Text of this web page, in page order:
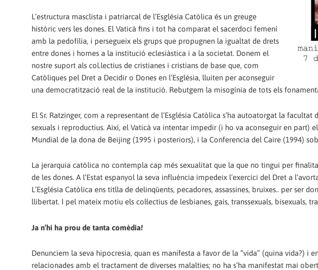
L’estructura masclista i patriarcal de l’Església Catòlica és un greuge
històric vers les dones. El Vaticà fins i tot ha comparat el sacerdoci femení
amb la pedofília, i persegueix els grups que propugnen la igualtat de drets
entre dones i homes a la institució eclesiàstica i a la societat. Donem el
nostre suport als col.lectius de cristianes i cristians de base que, com
Catòliques pel Dret a Decidir o Dones en l’Església, lluiten per aconseguir
una democratització real de la institució. Rebutgem la misogínia de tots els
El Sr. Ratzinger, com a representant de l’Església Catòlica s’ha autoatorgat la
sexuals i reproductius. Així, el Vaticà va intentar impedir (i ho va aconseguir en part)
Mundial de la dona de Beijing (1995 i posteriors), i la Conferencia del Caire (1994)
La jerarquia catòlica no contempla cap més sexualitat que la que no tingui per
de les dones. A l’Estat espanyol la seva influència impedeix l’exercici del Dret a
L’Església Catòlica ens titlla de delinqüents, pecadores, assassines, bruixes.. per ser
llibertat. I pel mateix motiu els col·lectius de lesbianes, gais, transsexuals, bisexuals,
Ja n’hi ha prou de tanta comèdia!
Denunciem la seva hipocresia, quan es manifesta a favor de la “vida” (quina vida?) i
relacionades amb el tractament de diverses malalties; no ha s’ha manifestat mai